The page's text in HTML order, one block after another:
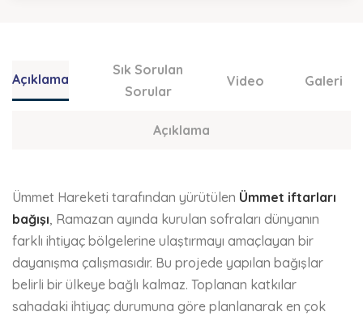
Açıklama
Sık Sorulan
Sorular
Video Galeri
Açıklama
Ümmet Hareketi tarafından yürütülen Ümmet iftarları
bağışı, Ramazan ayında kurulan sofraları dünyanın
farklı ihtiyaç bölgelerine ulaştırmayı amaçlayan bir
dayanışma çalışmasıdır. Bu projede yapılan bağışlar
belirli bir ülkeye bağlı kalmaz. Toplanan katkılar
sahadaki ihtiyaç durumuna göre planlanarak en çok